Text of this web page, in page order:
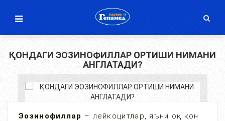
ҚОНДАГИ ЭОЗИНОФИЛЛАР ОРТИШИ НИМАНИ
АНГЛАТАДИ?
Эозинофиллар – лейкоцитлар, яъни оқ қон